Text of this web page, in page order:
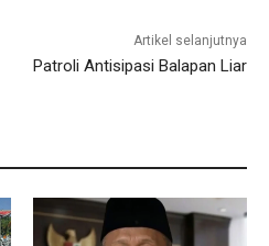
Artikel selanjutnya
Patroli Antisipasi Balapan Liar